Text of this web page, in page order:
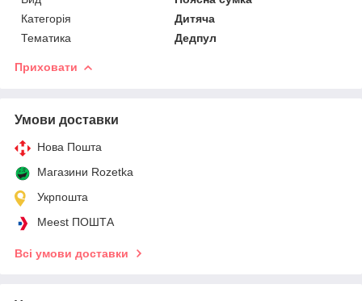
Категорія
Дитяча
Тематика
Дедпул
Приховати
Умови доставки
Нова Пошта
Магазини Rozetka
Укрпошта
Meest ПОШТА
Всі умови доставки